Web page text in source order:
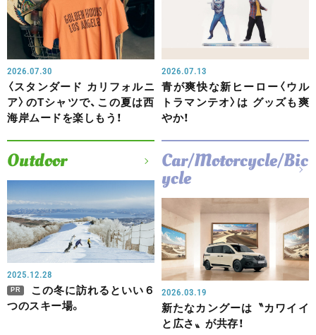
2026.07.30
〈スタンダード カリフォルニ
ア〉のTシャツで、この夏は西
海岸ムードを楽しもう！
2026.07.13
青が爽快な新ヒーロー〈ウル
トラマンテオ〉は グッズも爽
やか！
Outdoor
2025.12.28
PR
この冬に訪れるといい６
つのスキー場。
Car/Motorcycle/Bic
ycle
2026.03.19
新たなカングーは〝カワイイ
と広さ〟が共存！